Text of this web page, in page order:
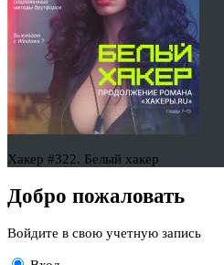
Хакер #322. Белый хакер
Добро пожаловать
Войдите в свою учетную запись